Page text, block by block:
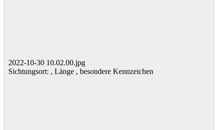
2022-10-30 10.02.00.jpg
Sichtungsort: , Länge , besondere Kennzeichen